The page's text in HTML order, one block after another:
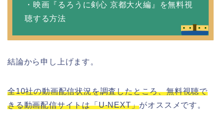
・映画『るろうに剣心 京都大火編』を無料視
聴する方法
結論から申し上げます。
全10社の動画配信状況を調査したところ、無料視聴で
きる動画配信サイトは「U-NEXT」がオススメです。